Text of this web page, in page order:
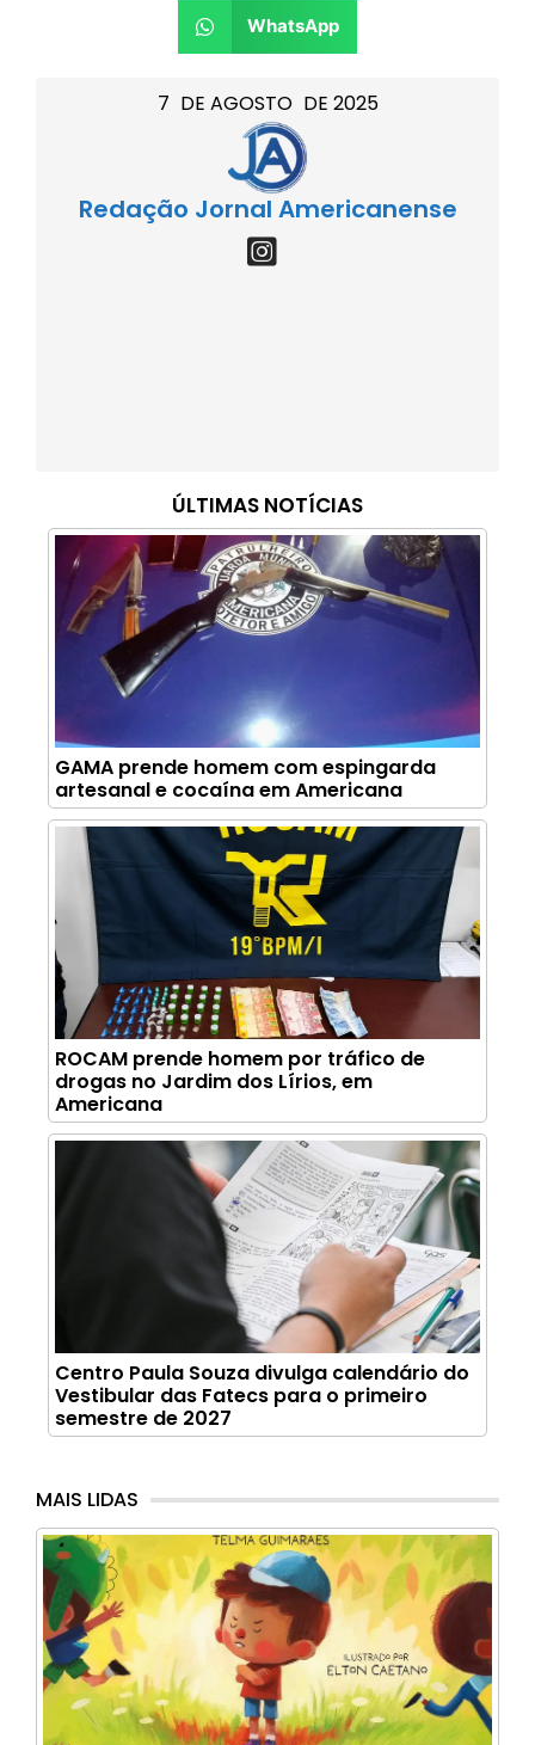
7 DE AGOSTO DE 2025
Redação Jornal Americanense
ÚLTIMAS NOTÍCIAS
GAMA prende homem com espingarda
artesanal e cocaína em Americana
ROCAM prende homem por tráfico de
drogas no Jardim dos Lírios, em
Americana
Centro Paula Souza divulga calendário do
Vestibular das Fatecs para o primeiro
semestre de 2027
WhatsApp
MAIS LIDAS